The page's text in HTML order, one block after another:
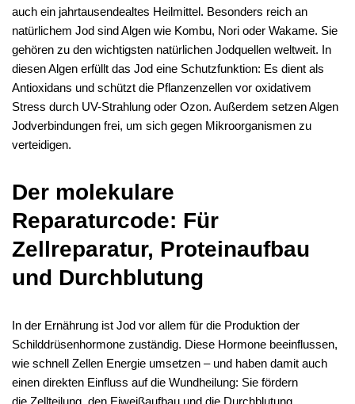
auch ein jahrtausendealtes Heilmittel. Besonders reich an
natürlichem Jod sind Algen wie Kombu, Nori oder Wakame. Sie
gehören zu den wichtigsten natürlichen Jodquellen weltweit. In
diesen Algen erfüllt das Jod eine Schutzfunktion: Es dient als
Antioxidans und schützt die Pflanzenzellen vor oxidativem
Stress durch UV-Strahlung oder Ozon. Außerdem setzen Algen
Jodverbindungen frei, um sich gegen Mikroorganismen zu
verteidigen.
Der molekulare
Reparaturcode: Für
Zellreparatur, Proteinaufbau
und Durchblutung
In der Ernährung ist Jod vor allem für die Produktion der
Schilddrüsenhormone zuständig. Diese Hormone beeinflussen,
wie schnell Zellen Energie umsetzen – und haben damit auch
einen direkten Einfluss auf die Wundheilung: Sie fördern
die Zellteilung, den Eiweißaufbau und die Durchblutung.